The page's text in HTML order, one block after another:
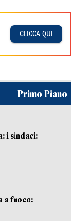
CLICCA QUI
Primo Piano
i sindaci:
a fuoco: